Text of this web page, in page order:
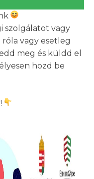
szolgálatot vagy
vagy esetleg
meg és küldd el
hozd be